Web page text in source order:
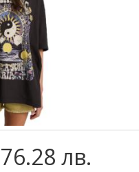
лв.